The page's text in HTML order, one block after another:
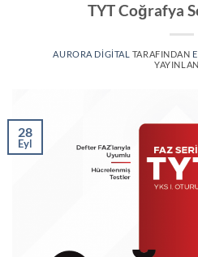
TYT Coğrafya
AURORA DIGITAL TARAFINDAN
28
Eyl